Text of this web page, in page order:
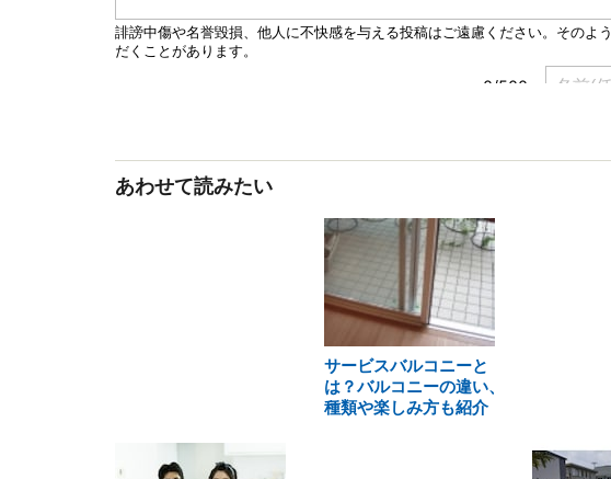
あわせて読みたい
サービスバルコニーと
は？バルコニーの違い、
種類や楽しみ方も紹介